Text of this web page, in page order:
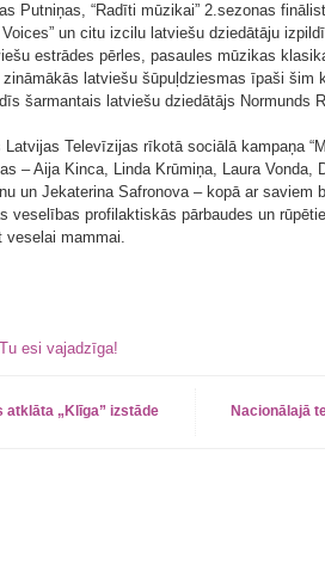
Putniņas, “Radīti mūzikai” 2.sezonas
Voices” un citu izcilu latviešu dziedātāju
estrādes pērles, pasaules mūzikas
latviešu šūpuļdziesmas īpaši šim
šarmantais latviešu dziedātājs Normunds
Televīzijas rīkotā sociālā kampaņa
– Aija Kinca, Linda Krūmiņa, Laura Vonda,
un Jekaterina Safronova – kopā ar saviem
veselības profilaktiskās pārbaudes un
veselai mammai.
esi vajadzīga!
atklāta „Klīga” izstāde
Nacionālajā